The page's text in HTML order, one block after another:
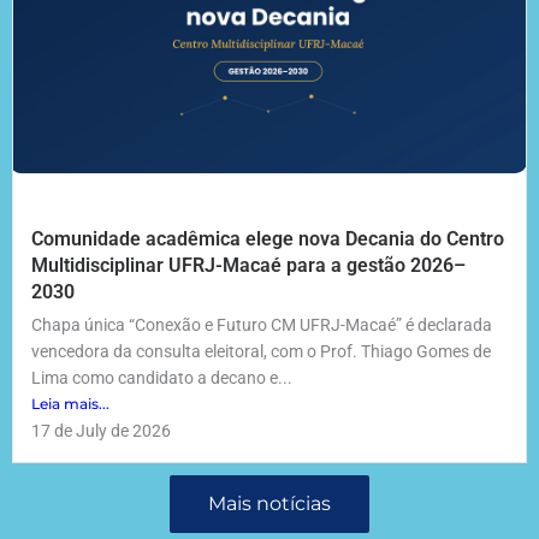
Comunidade acadêmica elege nova Decania do Centro
Multidisciplinar UFRJ-Macaé para a gestão 2026–
2030
Chapa única “Conexão e Futuro CM UFRJ-Macaé” é declarada
vencedora da consulta eleitoral, com o Prof. Thiago Gomes de
Lima como candidato a decano e...
Leia mais...
17 de July de 2026
Mais notícias